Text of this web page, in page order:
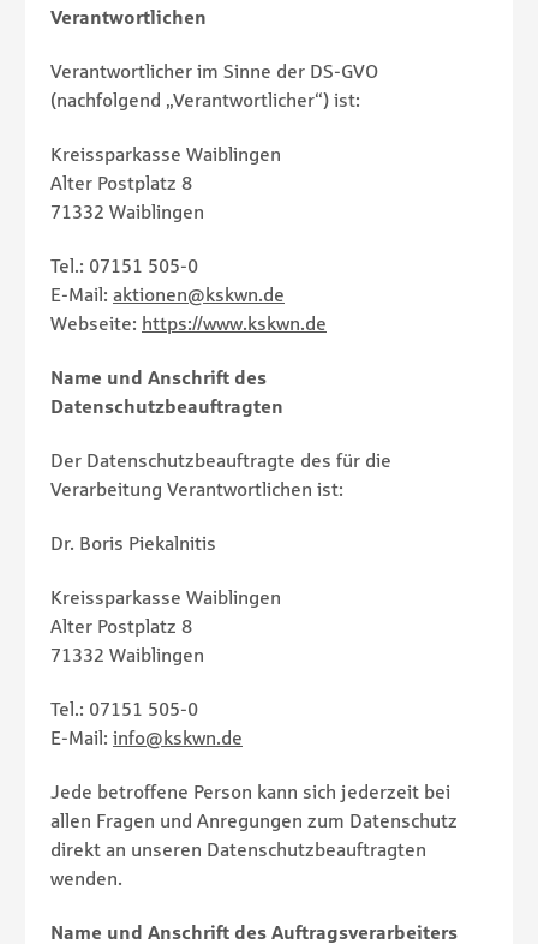
Verantwortlichen
Verantwortlicher im Sinne der DS-GVO
(nachfolgend „Verantwortlicher“) ist:
Kreissparkasse Waiblingen
Alter Postplatz 8
71332 Waiblingen
Tel.: 07151 505-0
E-Mail: aktionen@kskwn.de
Webseite: https://www.kskwn.de
Name und Anschrift des
Datenschutzbeauftragten
Der Datenschutzbeauftragte des für die
Verarbeitung Verantwortlichen ist:
Dr. Boris Piekalnitis
Kreissparkasse Waiblingen
Alter Postplatz 8
71332 Waiblingen
Tel.: 07151 505-0
E-Mail: info@kskwn.de
Jede betroffene Person kann sich jederzeit bei
allen Fragen und Anregungen zum Datenschutz
direkt an unseren Datenschutzbeauftragten
wenden.
Name und Anschrift des Auftragsverarbeiters